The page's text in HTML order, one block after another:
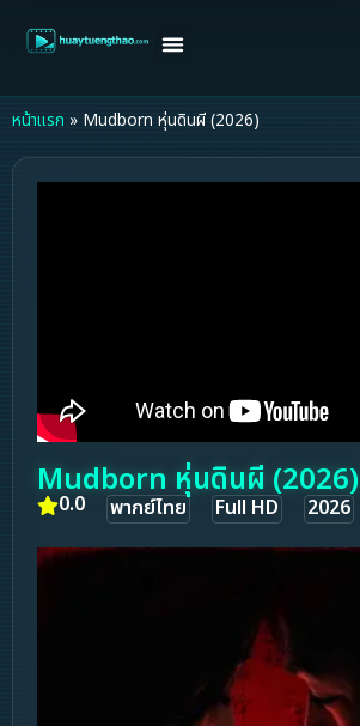
หน้าแรก » Mudborn หุ่นดินผี (2026)
Mudborn หุ่นดินผี (2026)
0.0 พากย์ไทย Full HD 2026